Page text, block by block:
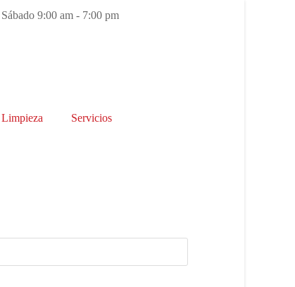
9:00 am - 7:00 pm
Limpieza Servicios